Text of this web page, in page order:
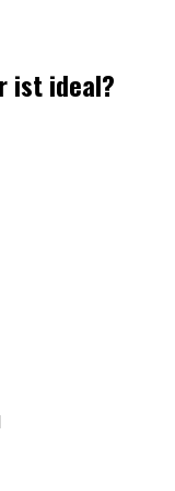
ist ideal?